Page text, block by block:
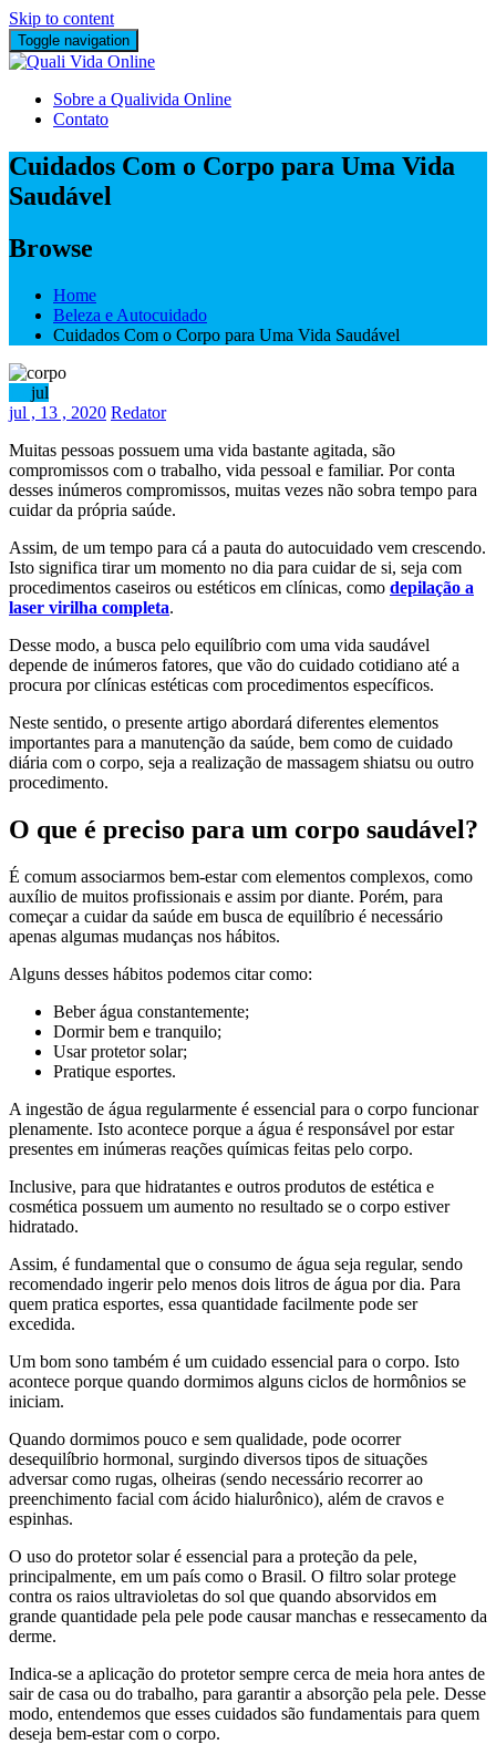
Skip to content
Toggle navigation
Sobre a Qualivida Online
Contato
Cuidados Com o Corpo para Uma Vida
Saudável
Browse
Home
Beleza e Autocuidado
Cuidados Com o Corpo para Uma Vida Saudável
jul
jul , 13 , 2020 Redator
Muitas pessoas possuem uma vida bastante agitada, são
compromissos com o trabalho, vida pessoal e familiar. Por conta
desses inúmeros compromissos, muitas vezes não sobra tempo para
cuidar da própria saúde.
Assim, de um tempo para cá a pauta do autocuidado vem crescendo.
Isto significa tirar um momento no dia para cuidar de si, seja com
procedimentos caseiros ou estéticos em clínicas, como depilação a
laser virilha completa.
Desse modo, a busca pelo equilíbrio com uma vida saudável
depende de inúmeros fatores, que vão do cuidado cotidiano até a
procura por clínicas estéticas com procedimentos específicos.
Neste sentido, o presente artigo abordará diferentes elementos
importantes para a manutenção da saúde, bem como de cuidado
diária com o corpo, seja a realização de massagem shiatsu ou outro
procedimento.
O que é preciso para um corpo saudável?
É comum associarmos bem-estar com elementos complexos, como
auxílio de muitos profissionais e assim por diante. Porém, para
começar a cuidar da saúde em busca de equilíbrio é necessário
apenas algumas mudanças nos hábitos.
Alguns desses hábitos podemos citar como:
Beber água constantemente;
Dormir bem e tranquilo;
Usar protetor solar;
Pratique esportes.
A ingestão de água regularmente é essencial para o corpo funcionar
plenamente. Isto acontece porque a água é responsável por estar
presentes em inúmeras reações químicas feitas pelo corpo.
Inclusive, para que hidratantes e outros produtos de estética e
cosmética possuem um aumento no resultado se o corpo estiver
hidratado.
Assim, é fundamental que o consumo de água seja regular, sendo
recomendado ingerir pelo menos dois litros de água por dia. Para
quem pratica esportes, essa quantidade facilmente pode ser
excedida.
Um bom sono também é um cuidado essencial para o corpo. Isto
acontece porque quando dormimos alguns ciclos de hormônios se
iniciam.
Quando dormimos pouco e sem qualidade, pode ocorrer
desequilíbrio hormonal, surgindo diversos tipos de situações
adversar como rugas, olheiras (sendo necessário recorrer ao
preenchimento facial com ácido hialurônico), além de cravos e
espinhas.
O uso do protetor solar é essencial para a proteção da pele,
principalmente, em um país como o Brasil. O filtro solar protege
contra os raios ultravioletas do sol que quando absorvidos em
grande quantidade pela pele pode causar manchas e ressecamento da
derme.
Indica-se a aplicação do protetor sempre cerca de meia hora antes de
sair de casa ou do trabalho, para garantir a absorção pela pele. Desse
modo, entendemos que esses cuidados são fundamentais para quem
deseja bem-estar com o corpo.